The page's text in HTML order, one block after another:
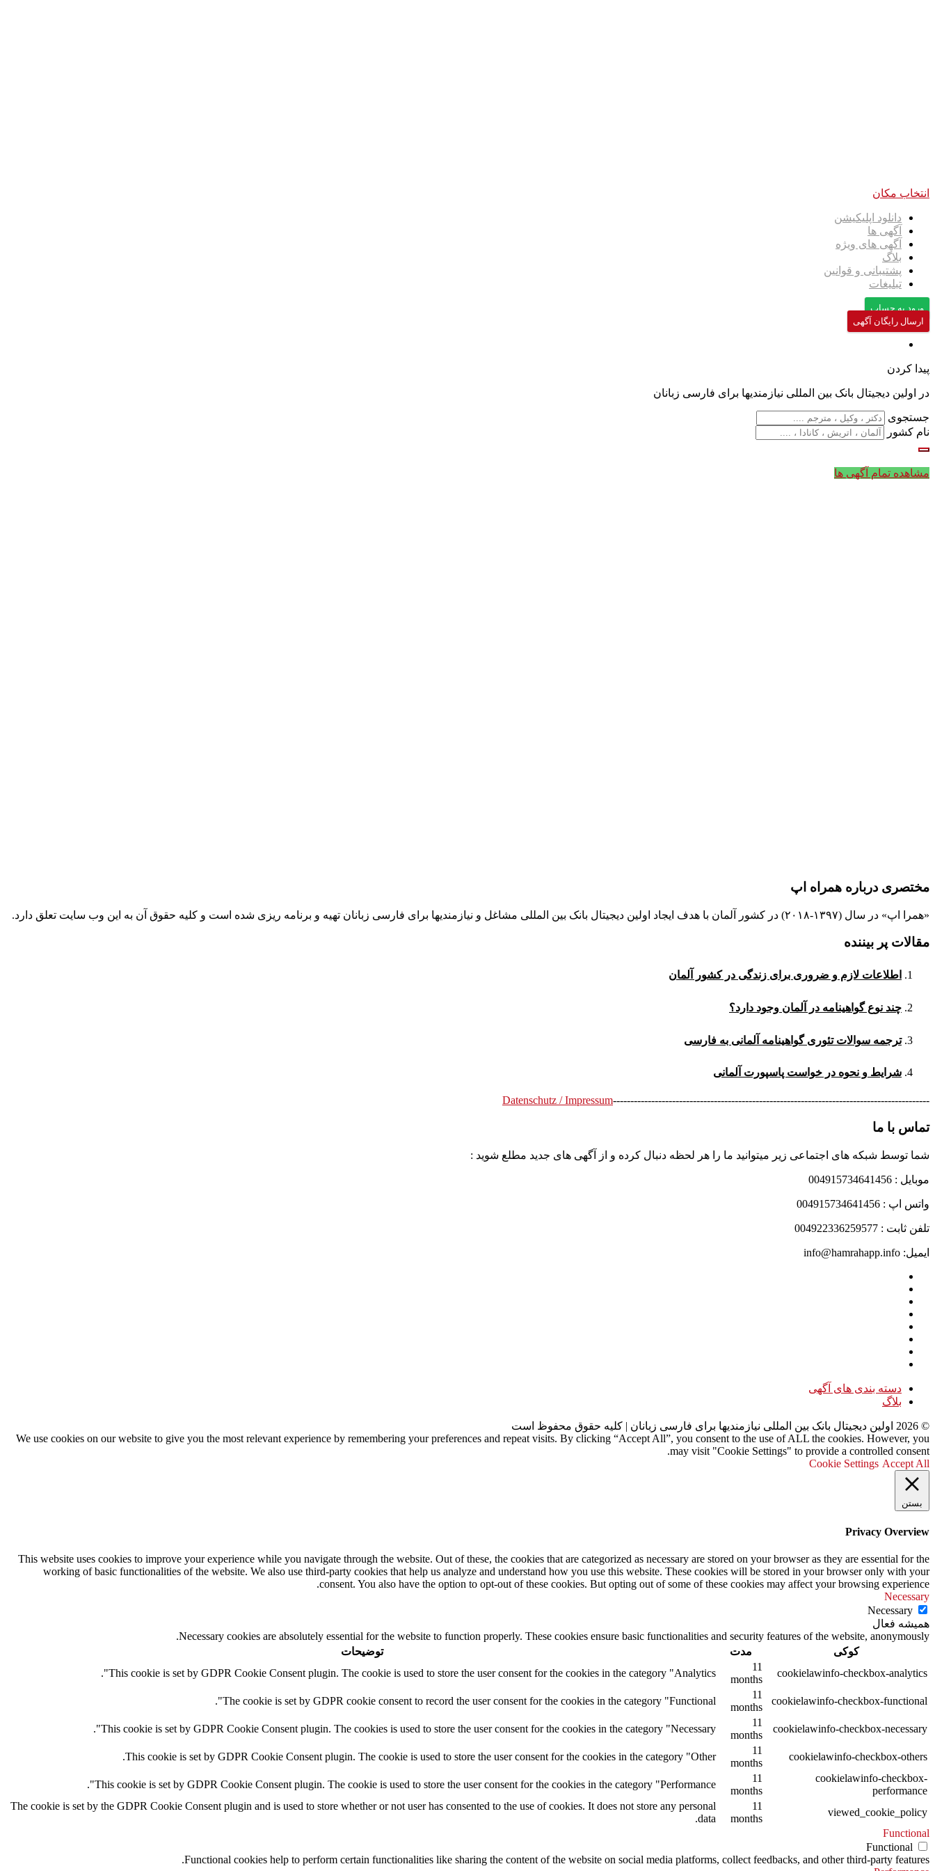
انتخاب مکان
دانلود اپلیکیشن
آگهی ها
آگهی های ویژه
بلاگ
پشتیبانی و قوانین
تبلیغات
ورود به حساب
ارسال رایگان آگهی
پیدا کردن
در اولین دیجیتال بانک بین المللی نیازمندیها برای فارسی زبانان
جستجوی
نام کشور
مشاهده تمام آگهی ها
مختصری درباره همراه اپ
«همرا اپ» در سال (۱۳۹۷-۲۰۱۸) در کشور آلمان با هدف ایجاد اولین دیجیتال بانک بین المللی مشاغل و نیازمندیها برای فارسی زبانان تهیه و برنامه ریزی شده است و کلیه حقوق آن به این وب سایت تعلق دارد.
مقالات پر بیننده
اطلاعات لازم و ضروری برای زندگی در کشور آلمان
چند نوع گواهینامه در آلمان وجود دارد؟
ترجمه سوالات تئوری گواهینامه آلمانی به فارسی
شرایط و نحوه در خواست پاسپورت آلمانی
-------------------------------------------------------------------------------------------
Datenschutz / Impressum
تماس با ما
شما توسط شبکه های اجتماعی زیر میتوانید ما را هر لحظه دنبال کرده و از آگهی های جدید مطلع شوید :
موبایل : 004915734641456
واتس اپ : 004915734641456
تلفن ثابت : 004922336259577
ایمیل: info@hamrahapp.info
دسته بندی های آگهی
بلاگ
©
2026 اولین دیجیتال بانک بین المللی نیازمندیها برای فارسی زبانان | کلیه حقوق محفوظ است
We use cookies on our website to give you the most relevant experience by remembering your preferences and repeat visits. By clicking “Accept All”, you consent to the use of ALL the cookies. However, you
may visit "Cookie Settings" to provide a controlled consent.
Cookie Settings Accept All
بستن
Privacy Overview
This website uses cookies to improve your experience while you navigate through the website. Out of these, the cookies that are categorized as necessary are stored on your browser as they are essential for the
working of basic functionalities of the website. We also use third-party cookies that help us analyze and understand how you use this website. These cookies will be stored in your browser only with your
consent. You also have the option to opt-out of these cookies. But opting out of some of these cookies may affect your browsing experience.
Necessary
Necessary
همیشه فعال
Necessary cookies are absolutely essential for the website to function properly. These cookies ensure basic functionalities and security features of the website, anonymously.
کوکی
مدت
توضیحات
cookielawinfo-checkbox-analytics
11
months
This cookie is set by GDPR Cookie Consent plugin. The cookie is used to store the user consent for the cookies in the category "Analytics".
cookielawinfo-checkbox-functional
11
months
The cookie is set by GDPR cookie consent to record the user consent for the cookies in the category "Functional".
cookielawinfo-checkbox-necessary
11
months
This cookie is set by GDPR Cookie Consent plugin. The cookies is used to store the user consent for the cookies in the category "Necessary".
cookielawinfo-checkbox-others
11
months
This cookie is set by GDPR Cookie Consent plugin. The cookie is used to store the user consent for the cookies in the category "Other.
cookielawinfo-checkbox-
performance
11
months
This cookie is set by GDPR Cookie Consent plugin. The cookie is used to store the user consent for the cookies in the category "Performance".
viewed_cookie_policy
11
months
The cookie is set by the GDPR Cookie Consent plugin and is used to store whether or not user has consented to the use of cookies. It does not store any personal
data.
Functional
Functional
Functional cookies help to perform certain functionalities like sharing the content of the website on social media platforms, collect feedbacks, and other third-party features.